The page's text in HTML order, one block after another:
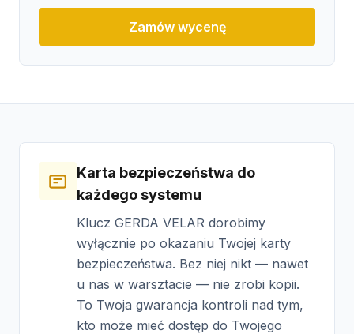
Zamów wycenę
Karta bezpieczeństwa do
każdego systemu
Klucz GERDA VELAR dorobimy
wyłącznie po okazaniu Twojej karty
bezpieczeństwa. Bez niej nikt — nawet
u nas w warsztacie — nie zrobi kopii.
To Twoja gwarancja kontroli nad tym,
kto może mieć dostęp do Twojego